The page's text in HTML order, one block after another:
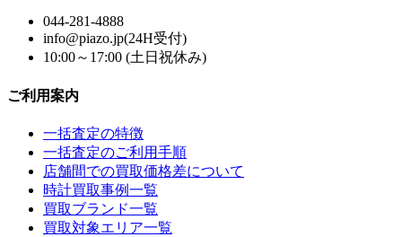
044-281-4888
info@piazo.jp(24H受付)
10:00～17:00 (土日祝休み)
ご利用案内
一括査定の特徴
一括査定のご利用手順
店舗間での買取価格差について
時計買取事例一覧
買取ブランド一覧
買取対象エリア一覧